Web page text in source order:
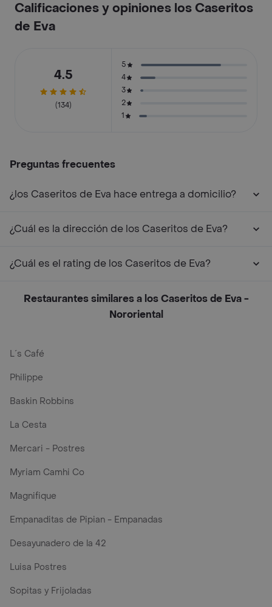
Calificaciones y opiniones los Caseritos
de Eva
4.5
(134)
5
4
3
2
1
Preguntas frecuentes
¿los Caseritos de Eva hace entrega a domicilio?
¿Cuál es la dirección de los Caseritos de Eva?
¿Cuál es el rating de los Caseritos de Eva?
Restaurantes similares a los Caseritos de Eva -
Nororiental
L´s Café
Philippe
Baskin Robbins
La Cesta
Mercari - Postres
Myriam Camhi Co
Magnifique
Empanaditas de Pipian - Empanadas
Desayunadero de la 42
Luisa Postres
Sopitas y Frijoladas